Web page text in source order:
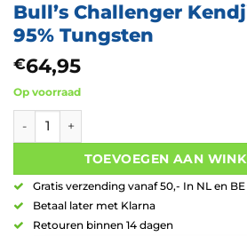
Bull’s Challenger
95% Tungsten
€64,95
Op voorraad
Bull's Challenger Kendji Steinbach
TOEVOEGEN AAN
Gratis verzending vanaf 50,- In NL en BE
Betaal later met Klarna
Retouren binnen 14 dagen